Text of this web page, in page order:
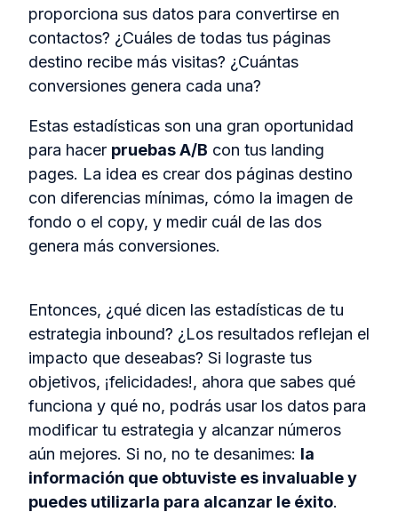
proporciona sus datos para convertirse en
contactos? ¿Cuáles de todas tus páginas
destino recibe más visitas? ¿Cuántas
conversiones genera cada una?
Estas estadísticas son una gran oportunidad
para hacer pruebas A/B con tus landing
pages. La idea es crear dos páginas destino
con diferencias mínimas, cómo la imagen de
fondo o el copy, y medir cuál de las dos
genera más conversiones.
Entonces, ¿qué dicen las estadísticas de tu
estrategia inbound? ¿Los resultados reflejan el
impacto que deseabas? Si lograste tus
objetivos, ¡felicidades!, ahora que sabes qué
funciona y qué no, podrás usar los datos para
modificar tu estrategia y alcanzar números
aún mejores. Si no, no te desanimes: la
información que obtuviste es invaluable y
puedes utilizarla para alcanzar le éxito.